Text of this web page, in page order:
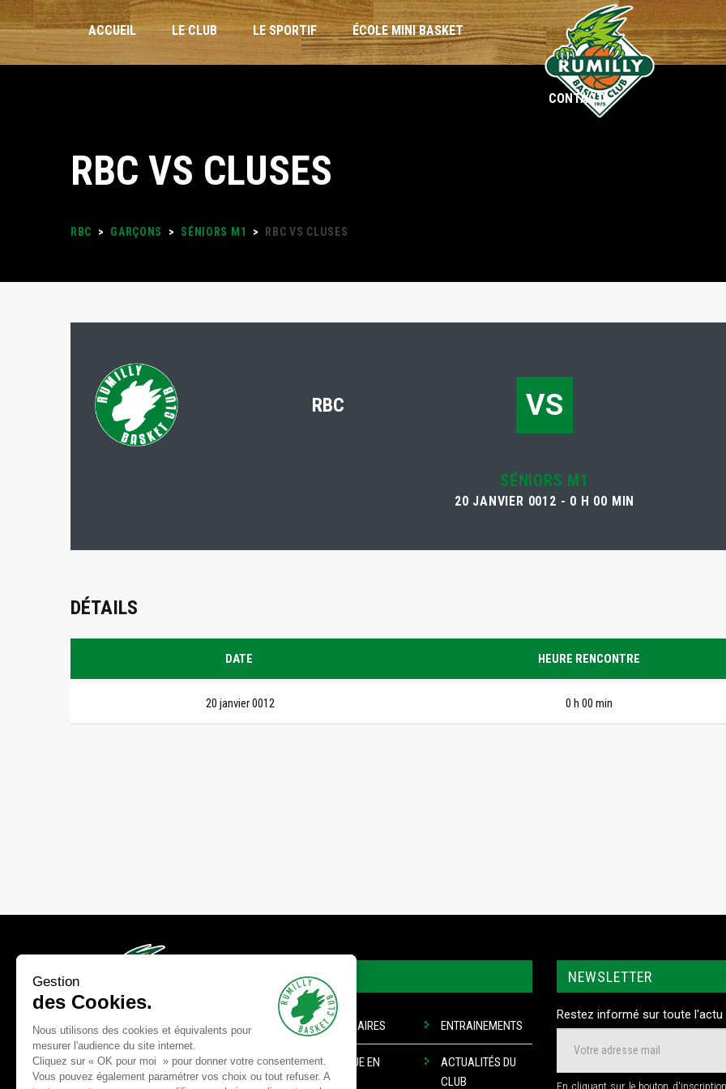
ACCUEIL LE CLUB LE SPORTIF
STAGES VACANCES
PLANNING DES ENTRAÎNEMENTS
LOISIRS LOISIRS LOISIRS
ÉCOLE MINI BASKET
CONTACT
RBC VS CLUSES
RBC > GARÇONS > SÉNIORS M1 > RBC VS CLUSES
RBC VS
SÉNIORS M1
20 JANVIER 0012 - 0 H 00 MIN
DÉTAILS
DATE HEURE RENCONTRE
20 janvier 0012 0 h 00 min
PLAISIR, ENGAGEMENT ET
LIENS
FORMULAIRES ENTRAINEMENTS
BOUTIQUE EN
LIGNE
ACTUALITÉS DU
CLUB
NEWSLETTER
Restez informé sur toute l'actu
En cliquant sur le bouton
Gestion
des Cookies.
Nous utilisons des cookies et équivalents pour
mesurer l'audience du site internet.
Cliquez sur « OK pour moi » pour donner votre consentement.
Vous pouvez également paramétrer vos choix ou tout refuser. A